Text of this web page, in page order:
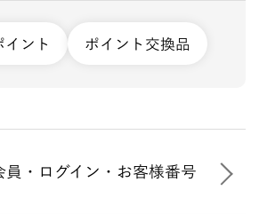
イント ポイント交換品
員・ログイン・お客様番号